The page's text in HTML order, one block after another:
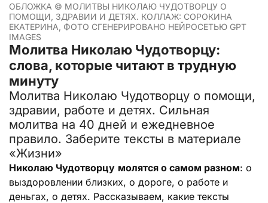
ОБЛОЖКА © МОЛИТВЫ НИКОЛАЮ ЧУДОТВОРЦУ О
ПОМОЩИ, ЗДРАВИИ И ДЕТЯХ. КОЛЛАЖ: СОРОКИНА
ЕКАТЕРИНА, ФОТО СГЕНЕРИРОВАНО НЕЙРОСЕТЬЮ GPT
IMAGES
Молитва Николаю Чудотворцу:
слова, которые читают в трудную
минуту
Молитва Николаю Чудотворцу о помощи,
здравии, работе и детях. Сильная
молитва на 40 дней и ежедневное
правило. Заберите тексты в материале
«Жизни»
Николаю Чудотворцу молятся о самом разном: о
выздоровлении близких, о дороге, о работе и
деньгах, о детях. Рассказываем, какие тексты